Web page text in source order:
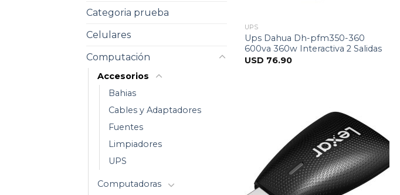
Categoria prueba
Celulares
Computación
Accesorios
Bahias
Cables y Adaptadores
Fuentes
Limpiadores
UPS
Computadoras
UPS
Ups Dahua Dh-pfm350-360
600va 360w Interactiva 2 Salidas
USD 76.90